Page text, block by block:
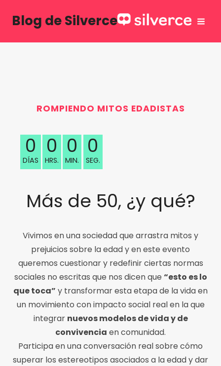
Blog de Silverce
ROMPIENDO MITOS EDADISTAS
0
DÍAS
0
HRS.
0
MIN.
0
SEG.
Más de 50, ¿y qué?
Vivimos en una sociedad que arrastra mitos y
prejuicios sobre la edad y en este evento
queremos cuestionar y redefinir ciertas normas
sociales no escritas que nos dicen que “esto es lo
que toca” y transformar esta etapa de la vida en
un movimiento con impacto social real en la que
integrar nuevos modelos de vida y de
convivencia en comunidad.
Participa en una conversación real sobre cómo
superar los estereotipos asociados a la edad y dar